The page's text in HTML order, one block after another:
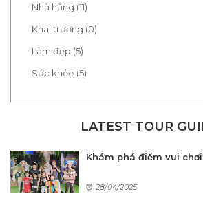
Nhà hàng (11)
Khai trương (0)
Làm đẹp (5)
Sức khỏe (5)
LATEST TOUR
Khám phá điểm vui chơi
28/04/2025